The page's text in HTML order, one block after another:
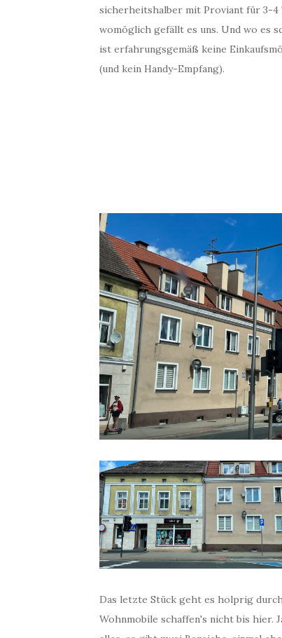
sicherheitshalber mit Proviant für 3-4
womöglich gefällt es uns. Und wo es
ist erfahrungsgemäß keine
(und kein Handy-Empfang).
Das letzte Stück geht es holprig
Wohnmobile schaffen's nicht bis hier.